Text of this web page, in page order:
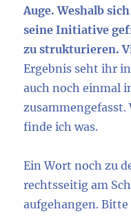
Auge. Weshalb
seine Initiative
zu strukturieren.
Ergebnis seht ihr
auch noch einmal
zusammengefasst.
finde ich was.
Ein Wort noch zu
rechtsseitig am
aufgehangen.